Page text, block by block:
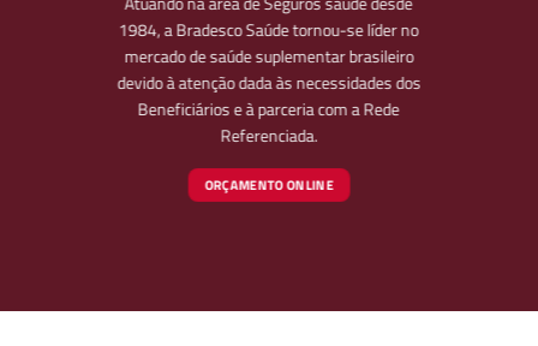
1984, a Bradesco Saúde tornou-se líder no
mercado de saúde suplementar brasileiro
devido à atenção dada às necessidades dos
Beneficiários e à parceria com a Rede
Referenciada.
ORÇAMENTO ONLINE